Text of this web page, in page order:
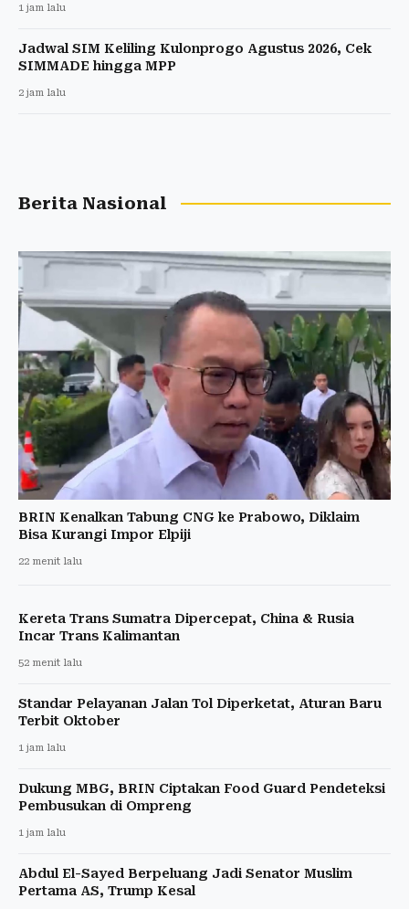
1 jam lalu
Jadwal SIM Keliling Kulonprogo Agustus 2026, Cek
SIMMADE hingga MPP
2 jam lalu
Berita Nasional
BRIN Kenalkan Tabung CNG ke Prabowo, Diklaim
Bisa Kurangi Impor Elpiji
22 menit lalu
Kereta Trans Sumatra Dipercepat, China & Rusia
Incar Trans Kalimantan
52 menit lalu
Standar Pelayanan Jalan Tol Diperketat, Aturan Baru
Terbit Oktober
1 jam lalu
Dukung MBG, BRIN Ciptakan Food Guard Pendeteksi
Pembusukan di Ompreng
1 jam lalu
Abdul El-Sayed Berpeluang Jadi Senator Muslim
Pertama AS, Trump Kesal